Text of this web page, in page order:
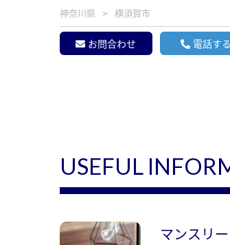
神奈川県 横須賀市
お問合わせ 電話する
USEFUL
マンスリ